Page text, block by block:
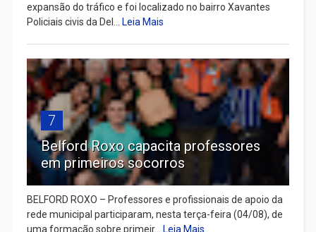
expansão do tráfico e foi localizado no bairro Xavantes
Policiais civis da Del... Leia Mais
7
Belford Roxo capacita professores
em primeiros socorros
BELFORD ROXO – Professores e profissionais de apoio da
rede municipal participaram, nesta terça-feira (04/08), de
uma formação sobre primeir... Leia Mais